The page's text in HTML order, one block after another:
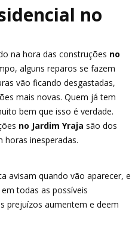
no
na hora das construções no
alguns reparos se fazem
vão ficando desgastadas,
mais novas. Quem já tem
bem que isso é verdade.
no Jardim Yraja são dos
horas inesperadas.
avisam quando vão aparecer, e
todas as possíveis
prejuízos aumentem e deem